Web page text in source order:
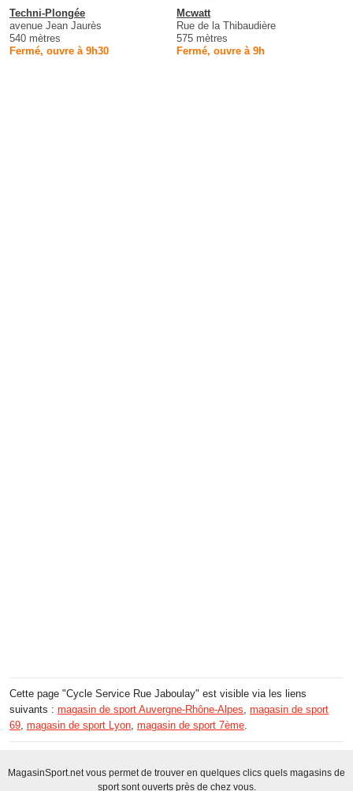
Techni-Plongée
avenue Jean Jaurès
540 mètres
Fermé, ouvre à 9h30
Mcwatt
Rue de la Thibaudière
575 mètres
Fermé, ouvre à 9h
Cette page "Cycle Service Rue Jaboulay" est visible via les liens
suivants : magasin de sport Auvergne-Rhône-Alpes, magasin de sport
69, magasin de sport Lyon, magasin de sport 7ème.
MagasinSport.net vous permet de trouver en quelques clics quels magasins de
sport sont ouverts près de chez vous.